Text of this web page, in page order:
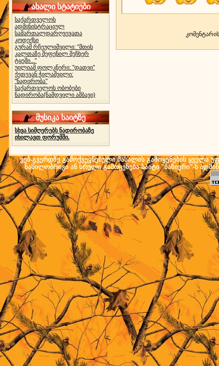
ახალი სტატიები
საქართველოს
ადმინისტრაციულ
სამართალდარღვევათა
კოდექსი
გურამ რჩეულიშვილი: "მთის
კალთაზე შეფენილ მეჩხერ
ტყეში..."
უილიამ ფოლკნერი: "დათვი"
ქეთევან ჭილაშვილი:
"ნადირობა"
საქართველოს ობობები
ნადირობა(ნამდვილი ამბავი)
მუსიკა საიტზე
სხვა სიმღერებს ნადირობაზე
იხილავთ ფორუმში.
ვებ-გვერდზე გამოქვეყნებული მასალის გამოყენების ყველა
ნაწილობრივი ან სრული გამოყენება საიტი "ბაზიერი"-ს